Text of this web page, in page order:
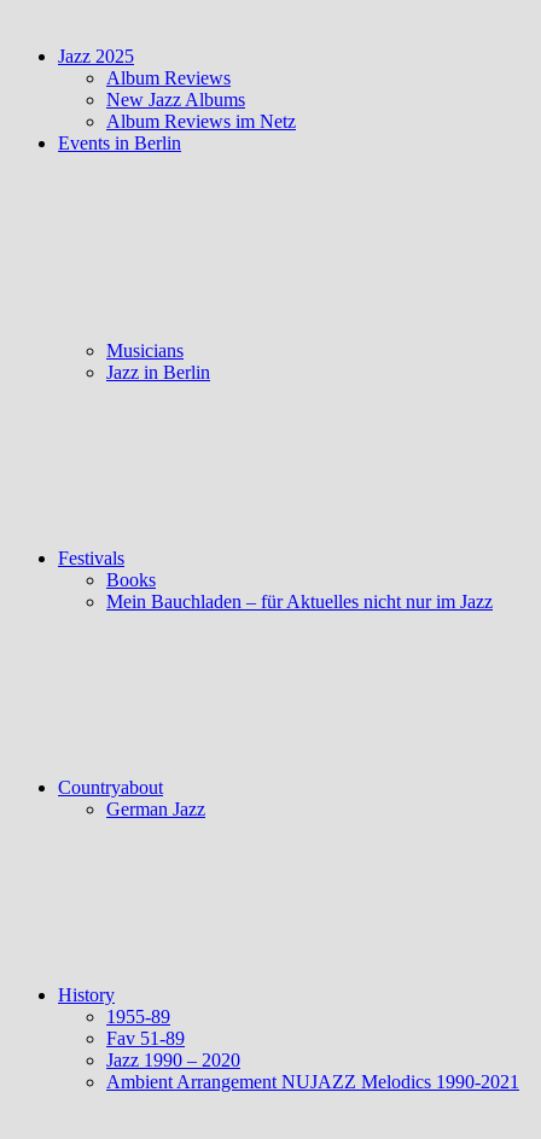
Jazz 2025
Album Reviews
New Jazz Albums
Album Reviews im Netz
Events in Berlin
Musicians
Jazz in Berlin
Festivals
Books
Mein Bauchladen – für Aktuelles nicht nur im Jazz
Countryabout
German Jazz
History
1955-89
Fav 51-89
Jazz 1990 – 2020
Ambient Arrangement NUJAZZ Melodics 1990-2021